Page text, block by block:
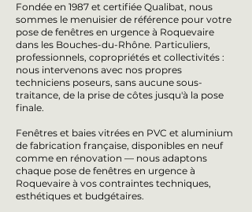
Fondée en 1987 et certifiée Qualibat, nous
sommes le menuisier de référence pour votre
pose de fenêtres en urgence à Roquevaire
dans les Bouches-du-Rhône. Particuliers,
professionnels, copropriétés et collectivités :
nous intervenons avec nos propres
techniciens poseurs, sans aucune sous-
traitance, de la prise de côtes jusqu'à la pose
finale.
Fenêtres et baies vitrées en PVC et aluminium
de fabrication française, disponibles en neuf
comme en rénovation — nous adaptons
chaque pose de fenêtres en urgence à
Roquevaire à vos contraintes techniques,
esthétiques et budgétaires.